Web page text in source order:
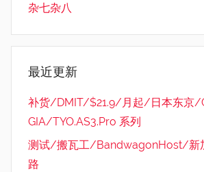
杂七杂八
最近更新
补货/DMIT/$21.9/月起/日本东京/
GIA/TYO.AS3.Pro 系列
测试/搬瓦工/BandwagonHost/新
路